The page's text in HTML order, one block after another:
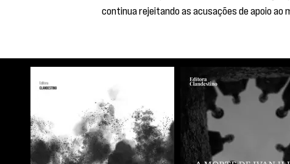
continua rejeitando as acusações de apoio ao